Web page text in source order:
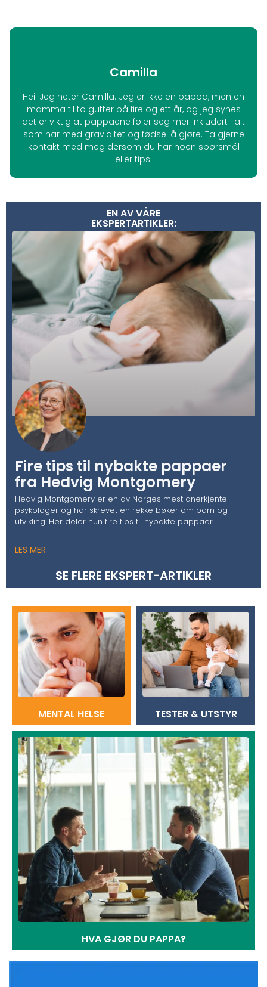
Camilla
Hei! Jeg heter Camilla. Jeg er ikke en pappa, men en
mamma til to gutter på fire og ett år, og jeg synes
det er viktig at pappaene føler seg mer inkludert i alt
som har med graviditet og fødsel å gjøre. Ta gjerne
kontakt med meg dersom du har noen spørsmål
eller tips!
MENTAL HELSE TESTER & UTSTYR
HVA GJØR DU PAPPA?
EN AV VÅRE
EKSPERTARTIKLER:
Fire tips til nybakte pappaer
fra Hedvig Montgomery
Hedvig Montgomery er en av Norges mest anerkjente
psykologer og har skrevet en rekke bøker om barn og
utvikling. Her deler hun fire tips til nybakte pappaer.
LES MER
SE FLERE EKSPERT-ARTIKLER